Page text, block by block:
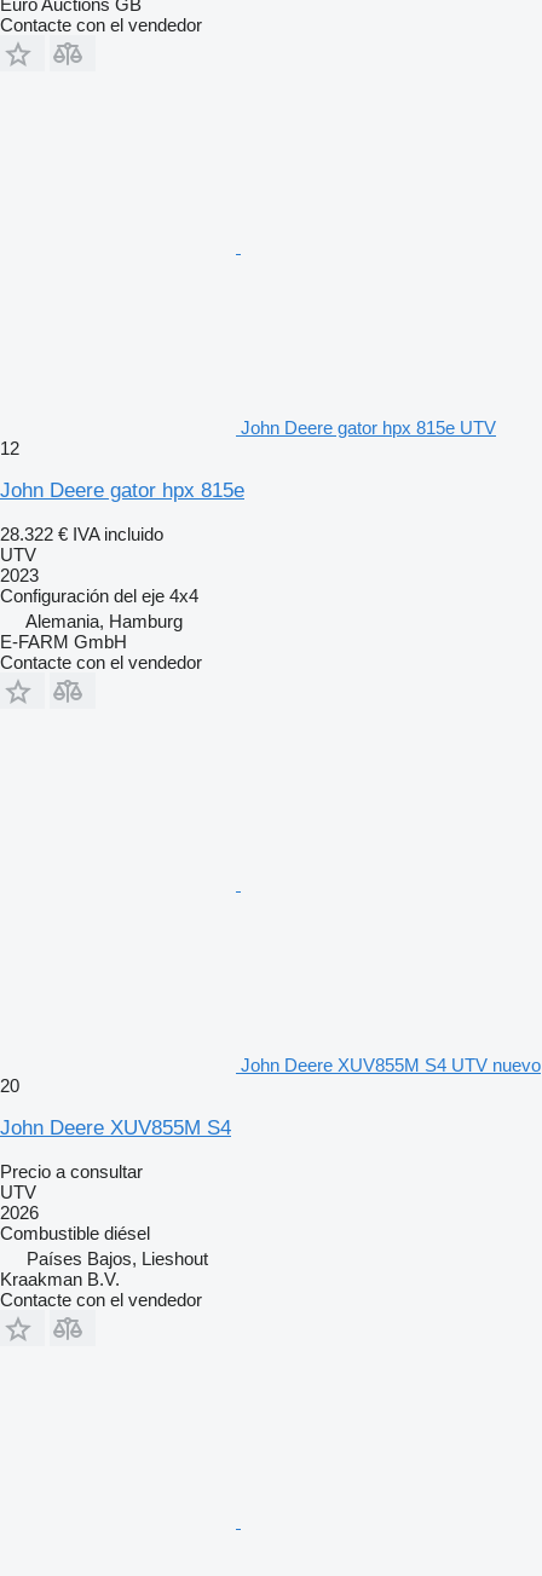
Euro Auctions GB
Contacte con el vendedor
John Deere gator hpx 815e UTV
12
John Deere gator hpx 815e
28.322 € IVA incluido
UTV
2023
Configuración del eje 4x4
Alemania, Hamburg
E-FARM GmbH
Contacte con el vendedor
John Deere XUV855M S4 UTV nuevo
20
John Deere XUV855M S4
Precio a consultar
UTV
2026
Combustible diésel
Países Bajos, Lieshout
Kraakman B.V.
Contacte con el vendedor